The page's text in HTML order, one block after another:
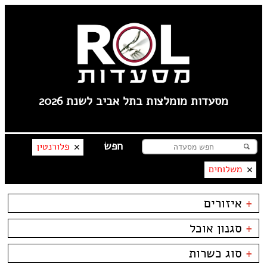
מסעדות מומלצות בתל אביב לשנת 2026
פלורנטין
משלוחים
+ איזורים
תל אביב
פלורנטין
----
טיילת תל אביב
+ סגנון אוכל
בשרים
דגים
ביסטרו
+ סוג כשרות